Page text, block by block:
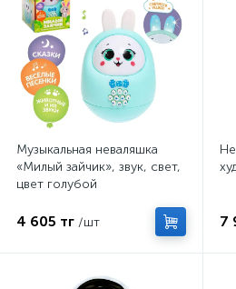
Музыкальная неваляшка
«Милый зайчик», звук, свет,
цвет голубой
4 605 тг /шт 7